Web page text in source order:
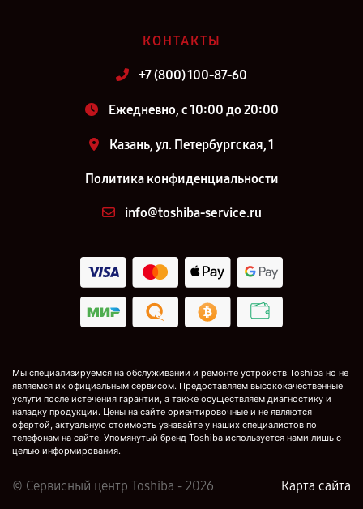
КОНТАКТЫ
+7 (800) 100-87-60
Ежедневно, с 10:00 до 20:00
Казань, ул. Петербургская, 1
Политика конфиденциальности
info@toshiba-service.ru
Мы специализируемся на обслуживании и ремонте устройств Toshiba но не
являемся их официальным сервисом. Предоставляем высококачественные
услуги после истечения гарантии, а также осуществляем диагностику и
наладку продукции. Цены на сайте ориентировочные и не являются
офертой, актуальную стоимость узнавайте у наших специалистов по
телефонам на сайте. Упомянутый бренд Toshiba используется нами лишь с
целью информирования.
© Сервисный центр Toshiba - 2026 Карта сайта